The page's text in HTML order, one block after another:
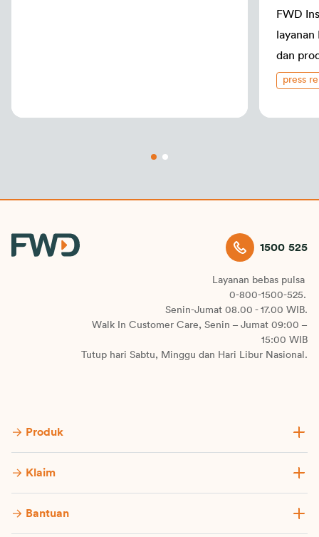
FWD
dan
press
1500 525
Layanan bebas pulsa
0-800-1500-525.
Senin-Jumat 08.00 - 17.00 WIB.
Walk In Customer Care, Senin – Jumat 09:00 –
15:00 WIB
Tutup hari Sabtu, Minggu dan Hari Libur Nasional.
Produk
Klaim
Bantuan